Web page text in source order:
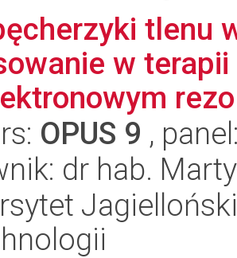
tlenu
w
OPUS 9 ,
dr hab.